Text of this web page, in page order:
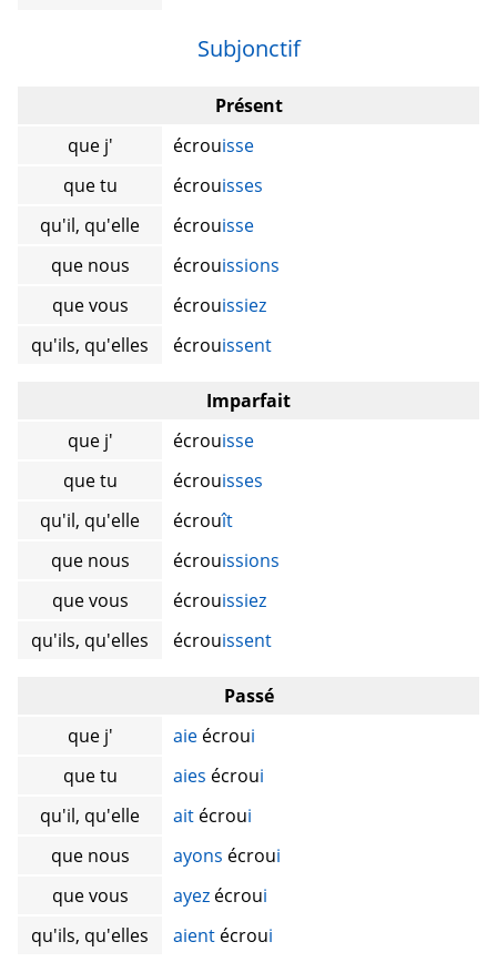
Subjonctif
Présent
que j'
écrouisse
que tu
écrouisses
qu'il, qu'elle
écrouisse
que nous
écrouissions
que vous
écrouissiez
qu'ils, qu'elles
écrouissent
Imparfait
que j'
écrouisse
que tu
écrouisses
qu'il, qu'elle
écrouît
que nous
écrouissions
que vous
écrouissiez
qu'ils, qu'elles
écrouissent
Passé
que j'
aie écroui
que tu
aies écroui
qu'il, qu'elle
ait écroui
que nous
ayons écroui
que vous
ayez écroui
qu'ils, qu'elles
aient écroui